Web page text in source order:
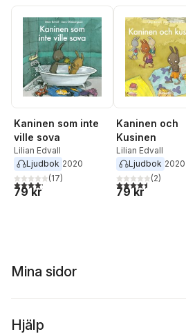
Kaninen som inte
ville sova
Lilian Edvall
Ljudbok 2020
4,2utav 5 stjärnor. Totalt antal röster:
(17)
79 kr
Kaninen och
Kusinen
Lilian Edvall
Ljudbok 2020
4,5utav 5(2)
79 kr
Mina sidor
Hjälp